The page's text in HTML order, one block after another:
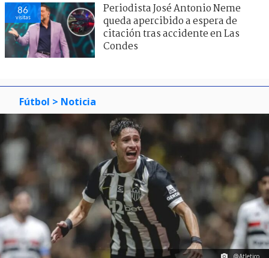
86
visitas
Periodista José Antonio Neme
queda apercibido a espera de
citación tras accidente en Las
Condes
Fútbol > Noticia